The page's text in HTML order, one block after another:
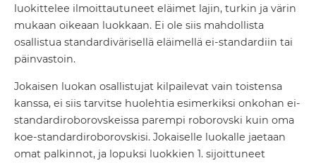
luokittelee ilmoittautuneet eläimet lajin, turkin ja värin
mukaan oikeaan luokkaan. Ei ole siis mahdollista
osallistua standardivärisellä eläimellä ei-standardiin tai
päinvastoin.
Jokaisen luokan osallistujat kilpailevat vain toistensa
kanssa, ei siis tarvitse huolehtia esimerkiksi onkohan ei-
standardiroborovskeissa parempi roborovski kuin oma
koe-standardiroborovskisi. Jokaiselle luokalle jaetaan
omat palkinnot, ja lopuksi luokkien 1. sijoittuneet